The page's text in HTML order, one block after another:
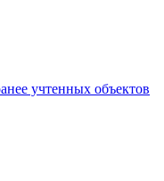
учтенных объектов